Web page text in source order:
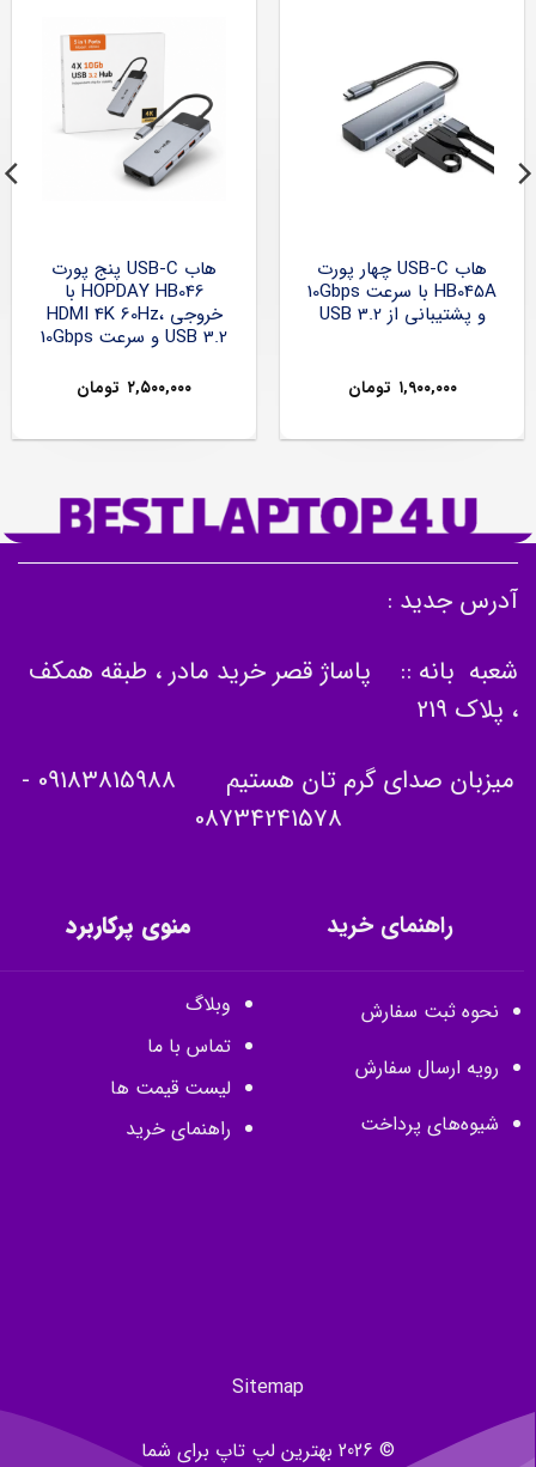
هاب USB-C چهار پورت
HB045A با سرعت 10Gbps
و پشتیبانی از USB 3.2
۱,۹۰۰,۰۰۰ تومان
هاب USB-C پنج پورت
HOPDAY HB046 با
خروجی HDMI 4K 60Hz،
USB 3.2 و سرعت 10Gbps
۲,۵۰۰,۰۰۰ تومان
آدرس جدید :
شعبه بانه :: پاساژ قصر خرید مادر ، طبقه همکف
، پلاک 219
میزبان صدای گرم تان هستیم 09183815988
-
08734241578
راهنمای خرید
نحوه ثبت سفارش
رویه ارسال سفارش
شیوه‌های پرداخت
منوی پرکاربرد
وبلاگ
تماس با ما
لیست قیمت ها
راهنمای خرید
Sitemap
© 2026 بهترین لپ تاپ برای شما